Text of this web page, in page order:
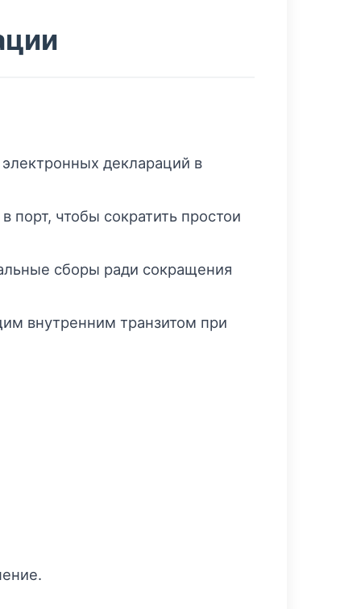
деклараций в
порт, чтобы сократить простои
сборы ради сокращения
внутренним транзитом при